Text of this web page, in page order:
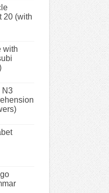
20 (with
with
N3